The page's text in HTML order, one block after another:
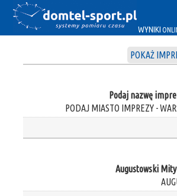
WYNIKI
POKAŻ
Podaj nazwę
PODAJ MIASTO IMPREZY -
Augustowski